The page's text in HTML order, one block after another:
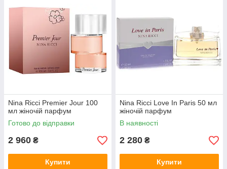
Nina Ricci Premier Jour 100
мл жіночій парфум
Готово до відправки
2 960 ₴
Купити
Nina Ricci Love In Paris 50 мл
жіночій парфум
В наявності
2 280 ₴
Купити